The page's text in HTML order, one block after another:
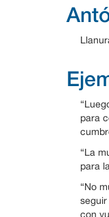
para
“La
para
“No
con